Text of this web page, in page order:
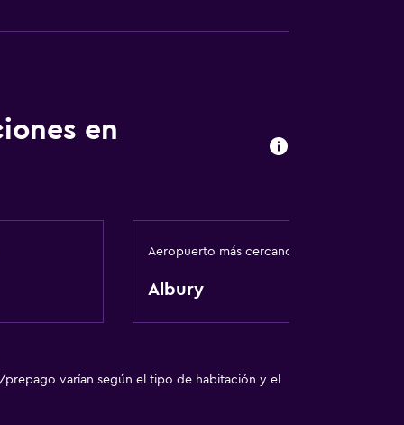
en
Aeropuerto más cercano
Albury
prepago varían según el tipo de habitación y el